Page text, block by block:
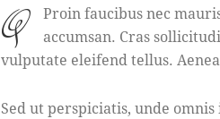
q
Proin faucibus nec
accumsan. Cras
vulputate eleifend tellus.
Sed ut perspiciatis, unde